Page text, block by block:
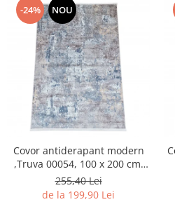
-24% NOU
Covor antiderapant modern
,Truva 00054, 100 x 200 cm,
Gri Bej, Grosime 5mm
255,40 Lei
de la 199,90 Lei